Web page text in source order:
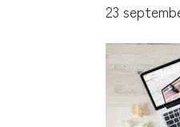
23